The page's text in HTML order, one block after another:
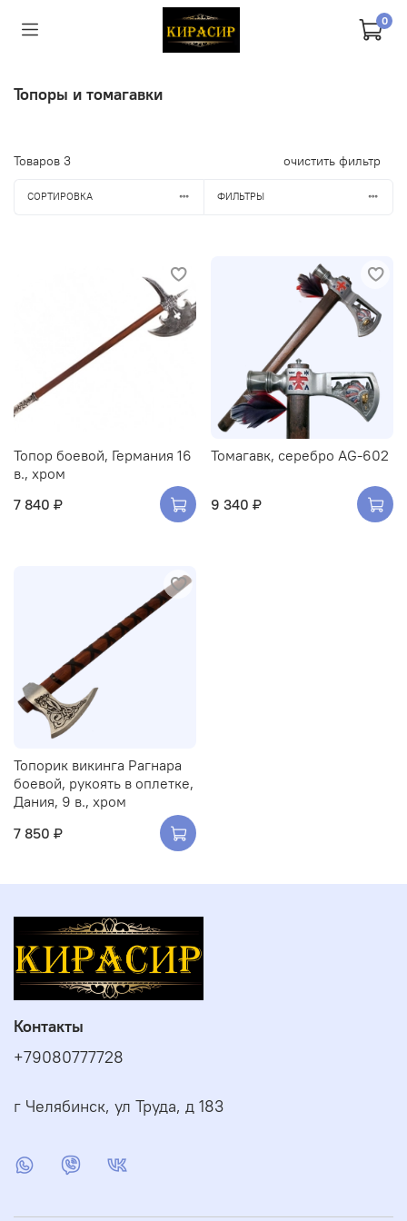
0
Топоры и томагавки
Товаров 3 очистить фильтр
СОРТИРОВКА ФИЛЬТРЫ
Топор боевой, Германия 16
в., хром
7 840 ₽
Томагавк, серебро AG-602
9 340 ₽
Топорик викинга Рагнара
боевой, рукоять в оплетке,
Дания, 9 в., хром
7 850 ₽
Контакты
+79080777728
г Челябинск, ул Труда, д 183